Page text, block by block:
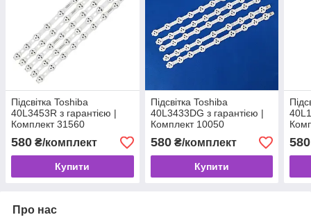
Підсвітка Toshiba
40L3453R з гарантією |
Комплект 31560
580 ₴/комплект
Купити
Підсвітка Toshiba
40L3433DG з гарантією |
Комплект 10050
580₴/комплект
Купити
580
Про нас